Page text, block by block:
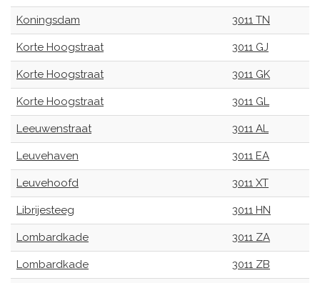
Koningsdam 3011 TN
Korte Hoogstraat 3011 GJ
Korte Hoogstraat 3011 GK
Korte Hoogstraat 3011 GL
Leeuwenstraat 3011 AL
Leuvehaven 3011 EA
Leuvehoofd 3011 XT
Librijesteeg 3011 HN
Lombardkade 3011 ZA
Lombardkade 3011 ZB